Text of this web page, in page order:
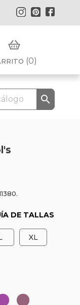
Pinterest
Instagram
(0)

DE TALLAS
XL
MoradoBurdeos